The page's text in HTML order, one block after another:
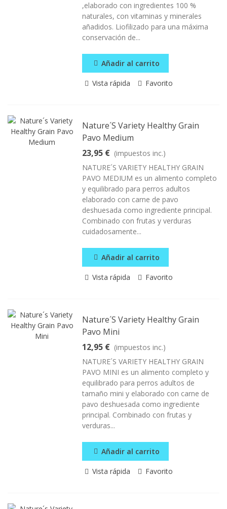
,elaborado con ingredientes 100 %
naturales, con vitaminas y minerales
añadidos. Liofilizado para una máxima
conservación de...
Añadir al carrito
Vista rápida Favorito
Nature´s Variety Healthy Grain
Pavo Medium
23,95 € (impuestos inc.)
NATURE´S VARIETY HEALTHY GRAIN
PAVO MEDIUM es un alimento completo
y equilibrado para perros adultos
elaborado con carne de pavo
deshuesada como ingrediente principal.
Combinado con frutas y verduras
cuidadosamente...
Añadir al carrito
Vista rápida Favorito
Nature´s Variety Healthy Grain
Pavo Mini
12,95 € (impuestos inc.)
NATURE´S VARIETY HEALTHY GRAIN
PAVO MINI es un alimento completo y
equilibrado para perros adultos de
tamaño mini y elaborado con carne de
pavo deshuesada como ingrediente
principal. Combinado con frutas y
verduras...
Añadir al carrito
Vista rápida Favorito